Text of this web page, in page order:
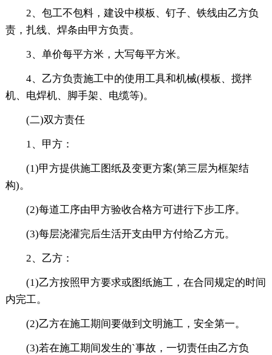
2、包工不包料，建设中模板、钉子、铁线由乙方负
责，扎线、焊条由甲方负责。
3、单价每平方米，大写每平方米。
4、乙方负责施工中的使用工具和机械(模板、搅拌
机、电焊机、脚手架、电缆等)。
(二)双方责任
1、甲方：
(1)甲方提供施工图纸及变更方案(第三层为框架结
构)。
(2)每道工序由甲方验收合格方可进行下步工序。
(3)每层浇灌完后生活开支由甲方付给乙方元。
2、乙方：
(1)乙方按照甲方要求或图纸施工，在合同规定的时间
内完工。
(2)乙方在施工期间要做到文明施工，安全第一。
(3)若在施工期间发生的`事故，一切责任由乙方负